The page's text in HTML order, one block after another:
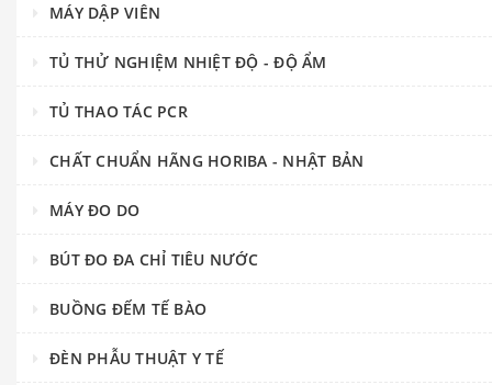
MÁY DẬP VIÊN
TỦ THỬ NGHIỆM NHIỆT ĐỘ - ĐỘ ẨM
TỦ THAO TÁC PCR
CHẤT CHUẨN HÃNG HORIBA - NHẬT BẢN
MÁY ĐO DO
BÚT ĐO ĐA CHỈ TIÊU NƯỚC
BUỒNG ĐẾM TẾ BÀO
ĐÈN PHẪU THUẬT Y TẾ